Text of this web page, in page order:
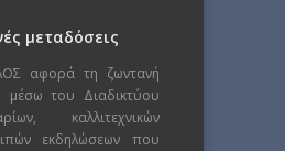
μεταδόσεις
αφορά τη ζωντανή
μέσω του Διαδικτύου
καλλιτεχνικών
εκδηλώσεων που